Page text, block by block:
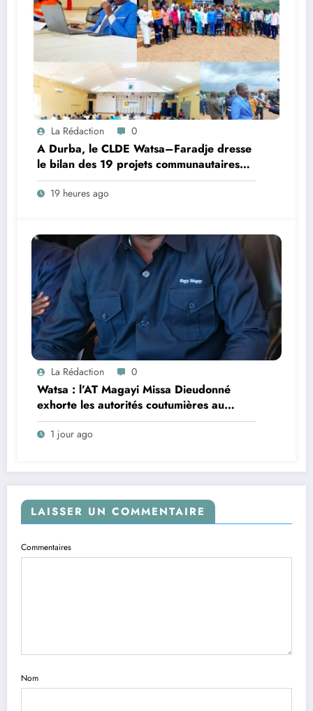
La Rédaction 0
A Durba, le CLDE Watsa–Faradje dresse
le bilan des 19 projets communautaires
de cahier de charge signé avec KGM S.A
et prépare le deuxième quinquennat
19 heures ago
La Rédaction 0
Watsa : l’AT Magayi Missa Dieudonné
exhorte les autorités coutumières au
recensement et à l’identification de la
population en vue de renforcer la
1 jour ago
LAISSER UN COMMENTAIRE
Commentaires
Nom